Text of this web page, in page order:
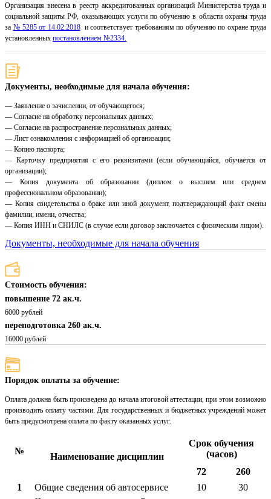
Организация внесена в реестр аккредитованных организаций Министерства труда и
социальной защиты РФ, оказывающих услуги по обучению в области охраны труда
за № 5285 от 14.02.2018и соответствует требованиям по обучению по охране труда
установленных постановлением №2334.
Документы, необходимые для начала обучения:
— Заявление о зачислении, от обучающегося;
— Согласие на обработку персональных данных;
— Согласие на распространение персональных данных;
— Лист ознакомления с информацией об организации;
— Копию паспорта;
— Карточку предприятия с его реквизитами (если обучающийся, обучается от
организации);
— Копия документа об образовании (диплом о высшем или среднем
профессиональном образовании);
— Копия свидетельства о браке или иной документ, подтверждающий факт смены
фамилии, имени, отчества;
— Копия ИНН и СНИЛС (в случае если договор заключается с физическим лицом).
Документы, необходимые для начала обучения
Стоимость обучения:
повышение 72 ак.ч.
6000 рублей
переподготовка 260 ак.ч.
16000 рублей
Порядок оплаты за обучение:
Оплата должна быть произведена до начала итоговой аттестации, при этом возможно
производить оплату частями. Для государственных и бюджетных учреждений может
быть предусмотрена оплата по факту оказанных услуг.
№
Наименование дисциплин
Срок обучения
(часов)
72
260
1
Общие сведения об автосервисе 10
30